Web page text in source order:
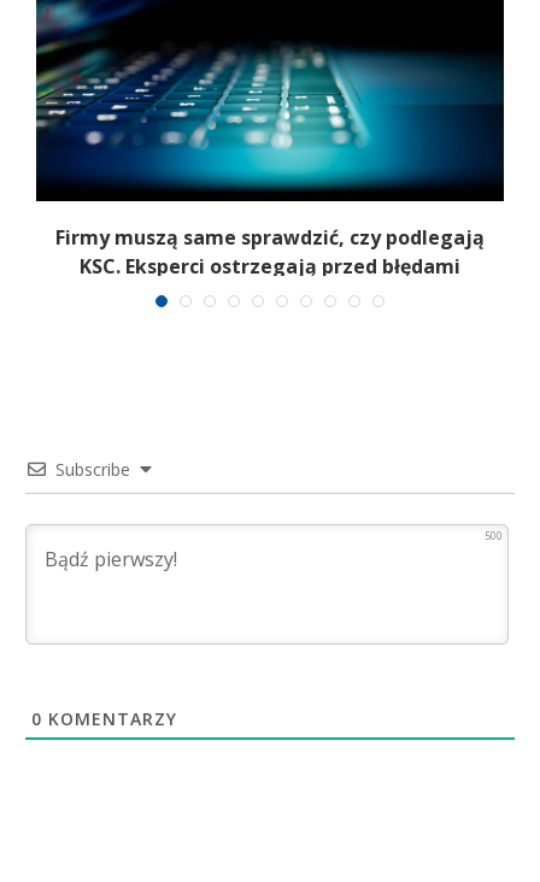
Firmy muszą same sprawdzić, czy podlegają
KSC. Eksperci ostrzegają przed błędami
Subscribe
500
0 KOMENTARZY